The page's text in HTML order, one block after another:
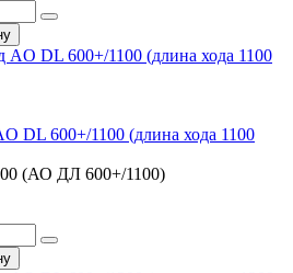
DL 600+/1100 (длина хода 1100
(АО ДЛ 600+/1100)